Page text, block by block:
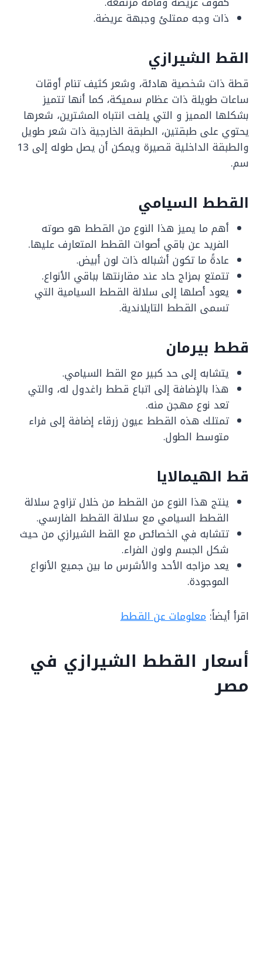
ذات وجه ممتلئ وجبهة عريضة.
القط الشيرازي
قطة ذات شخصية هادئة، وشعر كثيف تنام أوقات
ساعات طويلة ذات عظام سميكة، كما أنها تتميز
بشكلها المميز و التي يلفت انتباه المشترين، شعرها
يحتوي على طبقتين، الطبقة الخارجية ذات شعر طويل
والطبقة الداخلية قصيرة ويمكن أن يصل طوله إلى 13
سم.
القطط السيامي
أهم ما يميز هذا النوع من القطط هو صوته
الفريد عن باقي أصوات القطط المتعارف عليها.
عادةً ما تكون أشباله ذات لون أبيض.
تتمتع بمزاج حاد عند مقارنتها بباقي الأنواع.
يعود أصلها إلى سلالة القطط السيامية التي
تسمى القطط التايلاندية.
قطط بيرمان
يتشابه إلى حد كبير مع القط السيامي.
هذا بالإضافة إلى اتباع قطط راغدول له، والتي
تعد نوع مهجن منه.
تمتلك هذه القطط عيون زرقاء إضافة إلى فراء
متوسط الطول.
قط الهيمالايا
ينتج هذا النوع من القطط من خلال تزاوج سلالة
القطط السيامي مع سلالة القطط الفارسي.
تتشابه في الخصائص مع القط الشيرازي من حيث
شكل الجسم ولون الفراء.
يعد مزاجه الأحد والأشرس ما بين جميع الأنواع
الموجودة.
اقرأ أيضاً: معلومات عن القطط
أسعار القطط الشيرازي في
مصر